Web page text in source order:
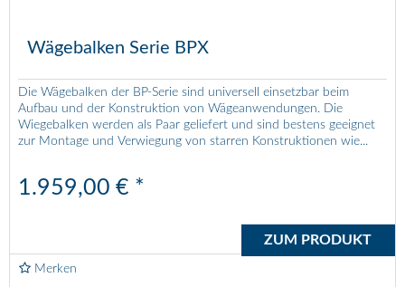
Wägebalken Serie BPX
Die Wägebalken der BP-Serie sind universell einsetzbar beim
Aufbau und der Konstruktion von Wägeanwendungen. Die
Wiegebalken werden als Paar geliefert und sind bestens geeignet
zur Montage und Verwiegung von starren Konstruktionen wie...
1.959,00 € *
ZUM PRODUKT
Merken